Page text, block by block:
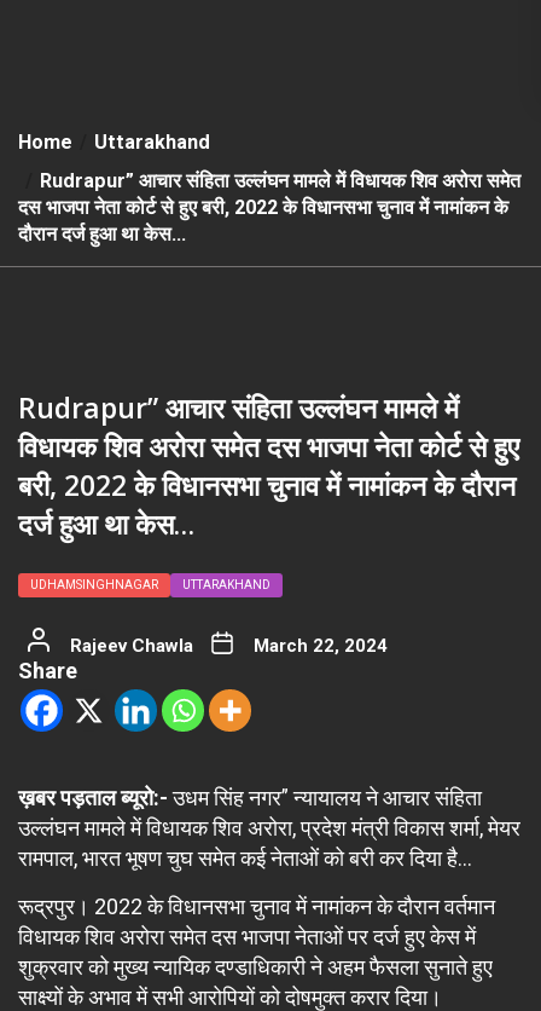
Home
Uttarakhand
Rudrapur” आचार संहिता उल्लंघन मामले में विधायक शिव अरोरा समेत
दस भाजपा नेता कोर्ट से हुए बरी, 2022 के विधानसभा चुनाव में नामांकन के
दौरान दर्ज हुआ था केस…
Rudrapur” आचार संहिता उल्लंघन मामले में
विधायक शिव अरोरा समेत दस भाजपा नेता कोर्ट से हुए
बरी, 2022 के विधानसभा चुनाव में नामांकन के दौरान
दर्ज हुआ था केस…
UDHAMSINGHNAGAR UTTARAKHAND
Rajeev Chawla March 22, 2024
Share
ख़बर पड़ताल ब्यूरो:-उधम सिंह नगर” न्यायालय ने आचार संहिता
उल्लंघन मामले में विधायक शिव अरोरा, प्रदेश मंत्री विकास शर्मा, मेयर
रामपाल, भारत भूषण चुघ समेत कई नेताओं को बरी कर दिया है…
रूद्रपुर। 2022 के विधानसभा चुनाव में नामांकन के दौरान वर्तमान
विधायक शिव अरोरा समेत दस भाजपा नेताओं पर दर्ज हुए केस में
शुक्रवार को मुख्य न्यायिक दण्डाधिकारी ने अहम फैसला सुनाते हुए
साक्ष्यों के अभाव में सभी आरोपियों को दोषमुक्त करार दिया।